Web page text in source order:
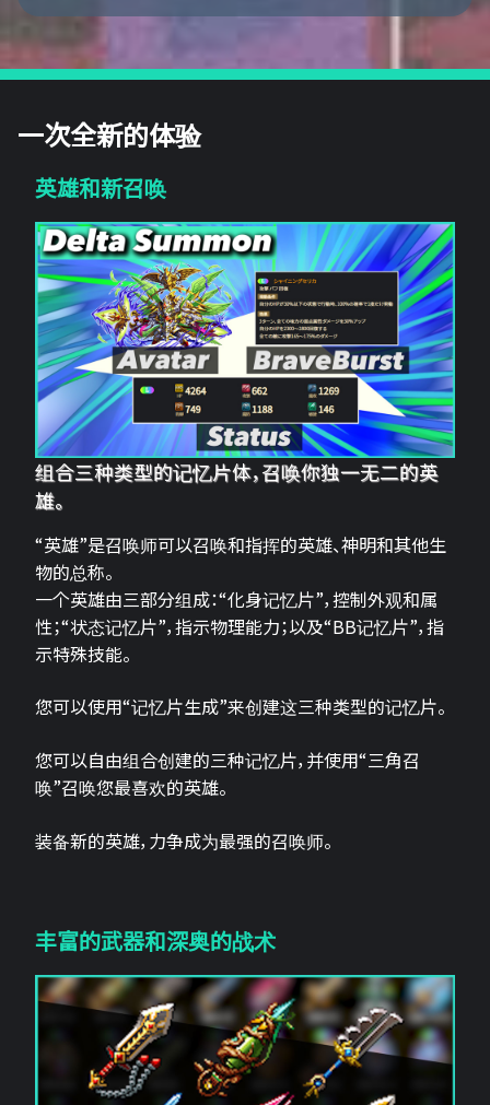
一次全新的体验
英雄和新召唤
组合三种类型的记忆片体，召唤你独一无二的英
雄。
“英雄”是召唤师可以召唤和指挥的英雄、神明和其他生
物的总称。
一个英雄由三部分组成：“化身记忆片”，控制外观和属
性；“状态记忆片”，指示物理能力；以及“BB记忆片”，指
示特殊技能。
您可以使用“记忆片生成”来创建这三种类型的记忆片。
您可以自由组合创建的三种记忆片，并使用“三角召
唤”召唤您最喜欢的英雄。
装备新的英雄，力争成为最强的召唤师。
丰富的武器和深奥的战术